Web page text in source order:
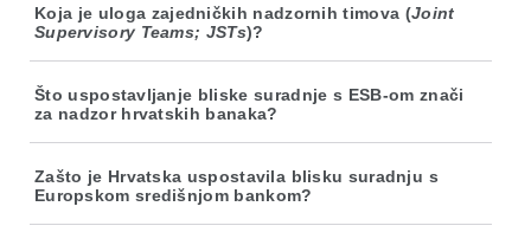
Koja je uloga zajedničkih nadzornih timova (Joint
Supervisory Teams; JSTs)?
Što uspostavljanje bliske suradnje s ESB-om znači
za nadzor hrvatskih banaka?
Zašto je Hrvatska uspostavila blisku suradnju s
Europskom središnjom bankom?